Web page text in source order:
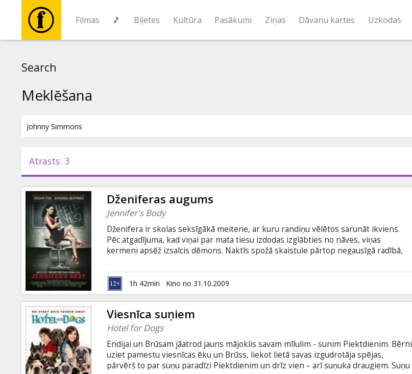
Filmas 🎵 Biļetes Kultūra Pasākumi Ziņas Dāvanu kartes Uzkodas
Pasākumi
Ziņas
Dāvanu
kartes
Uzkodas
B2B
Kino
Klubs
Search
Meklēšana
Atrasts: 3
Dženiferas augums
Jennifer's Body
Dženifera ir skolas seksīgākā meitene, ar kuru randiņu vēlētos sarunāt ikviens.
Pēc atgadījuma, kad viņai par mata tiesu izdodas izglābties no nāves, viņas
ķermeni apsēž izsalcis dēmons. Naktīs spožā skaistule pārtop negausīgā radībā,
nevarēja izpelnīties, ir glaimoti kad meitene aicina viņus uz tikšanos. Uz pirmo un
vienīgo tikšanos, jo Dženiferas apetīte ir neizmērojama. Tikmēr viņas draudzene,
kura baiso noslēpumu ir atklājusi, mēģina glābt pilsētas puišus, kuru vidū ir arī
viņas draugs.
1h 42min Kino no 31.10.2009
Viesnīca suņiem
Hotel for Dogs
Endijai un Brūsam jāatrod jauns mājoklis savam mīlulim - sunim Piektdienim. Bērni
uziet pamestu viesnīcas ēku un Brūss, liekot lietā savas izgudrotāja spējas,
pārvērš to par suņu paradīzi Piektdienim un drīz vien – arī suņuka draugiem. Suņu